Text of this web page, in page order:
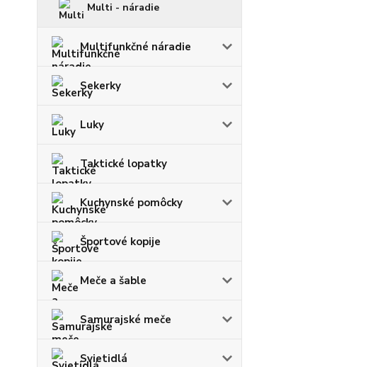
Multi - náradie
Multifunkčné náradie
Sekerky
Luky
Taktické lopatky
Kuchynské pomôcky
Športové kopije
Meče a šable
Samurajské meče
Svietidlá